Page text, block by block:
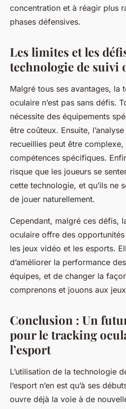
concentration et à réagir plus
phases défensives.
Les limites et les
technologie de suivi
Malgré tous ses avantages, la
oculaire n’est pas sans défis.
nécessite des équipements
être coûteux. Ensuite,
recueillies peut être
compétences spécifiques.
risque que les joueurs se
cette technologie, et qu’ils ne
de jouer naturellement.
Cependant, malgré ces défis,
oculaire offre des
les jeux vidéo et les esports.
d’améliorer la performance
équipes, et de changer la
comprenons et jouons aux
Conclusion : Un
pour le tracking
l’esport
L’utilisation de la technologie
l’esport n’en est qu’à ses
ouvre déjà la voie à de